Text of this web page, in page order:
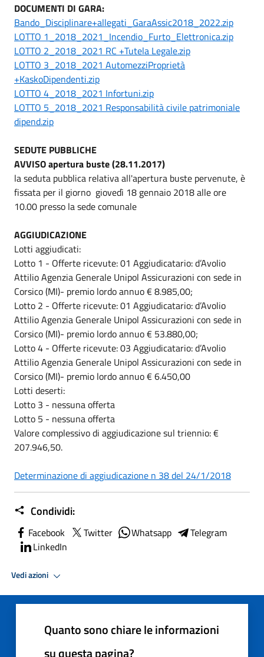
DOCUMENTI DI GARA:
Bando_Disciplinare+allegati_GaraAssic2018_2022.zip
LOTTO 1_2018_2021_Incendio_Furto_Elettronica.zip
LOTTO 2_2018_2021 RC +Tutela Legale.zip
LOTTO 3_2018_2021 AutomezziProprietà
+KaskoDipendenti.zip
LOTTO 4_2018_2021 Infortuni.zip
LOTTO 5_2018_2021 Responsabilità civile patrimoniale
dipend.zip
SEDUTE PUBBLICHE
AVVISO apertura buste (28.11.2017)
la seduta pubblica relativa all'apertura buste pervenute, è
fissata per il giorno giovedì 18 gennaio 2018 alle ore
10.00 presso la sede comunale
AGGIUDICAZIONE
Lotti aggiudicati:
Lotto 1 - Offerte ricevute: 01 Aggiudicatario: d’Avolio
Attilio Agenzia Generale Unipol Assicurazioni con sede in
Corsico (MI)- premio lordo annuo € 8.985,00;
Lotto 2 - Offerte ricevute: 01 Aggiudicatario: d’Avolio
Attilio Agenzia Generale Unipol Assicurazioni con sede in
Corsico (MI)- premio lordo annuo € 53.880,00;
Lotto 4 - Offerte ricevute: 03 Aggiudicatario: d’Avolio
Attilio Agenzia Generale Unipol Assicurazioni con sede in
Corsico (MI)- premio lordo annuo € 6.450,00
Lotti deserti:
Lotto 3 - nessuna offerta
Lotto 5 - nessuna offerta
Valore complessivo di aggiudicazione sul triennio: €
207.946,50.
Determinazione di aggiudicazione n 38 del 24/1/2018
Condividi:
Facebook Twitter Whatsapp
Telegram
LinkedIn
Vedi azioni
Quanto sono chiare le informazioni
su questa pagina?